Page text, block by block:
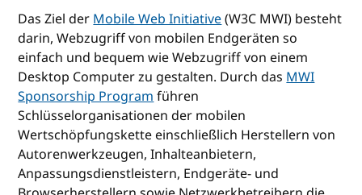
Das Ziel derMobile Web Initiative(W3C MWI) besteht
darin, Webzugriff von mobilen Endgeräten so
einfach und bequem wie Webzugriff von einem
Desktop Computer zu gestalten. Durch dasMWI
Sponsorship Programführen
Schlüsselorganisationen der mobilen
Wertschöpfungskette einschließlich Herstellern von
Autorenwerkzeugen, Inhalteanbietern,
Anpassungsdienstleistern, Endgeräte- und